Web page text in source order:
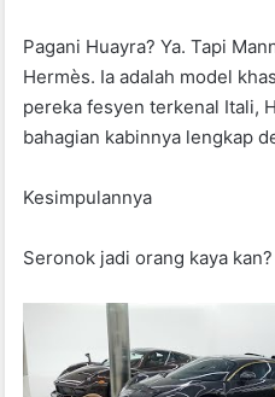
Pagani Huayra? Ya. Tapi
Hermès. Ia adalah model
pereka fesyen terkenal Itali,
bahagian kabinnya lengkap
Kesimpulannya
Seronok jadi orang kaya kan?